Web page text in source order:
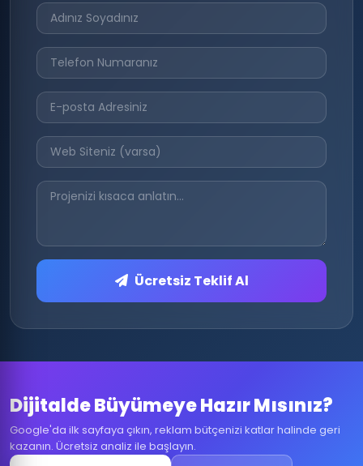
Ücretsiz Teklif Al
Dijitalde Büyümeye Hazır Mısınız?
Google'da ilk sayfaya çıkın, reklam bütçenizi katlar halinde geri
kazanın. Ücretsiz analiz ile başlayın.